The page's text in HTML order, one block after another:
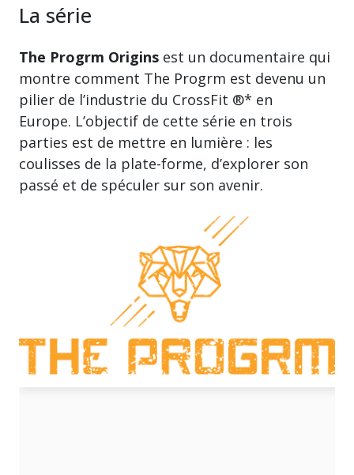
La série
The Progrm Origins est un documentaire qui
montre comment The Progrm est devenu un
pilier de l’industrie du CrossFit ®* en
Europe. L’objectif de cette série en trois
parties est de mettre en lumière : les
coulisses de la plate-forme, d’explorer son
passé et de spéculer sur son avenir.